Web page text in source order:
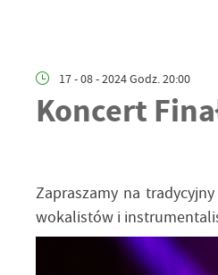
17 - 08 - 2024 Godz. 20:00
Koncert
Zapraszamy na
wokalistów i